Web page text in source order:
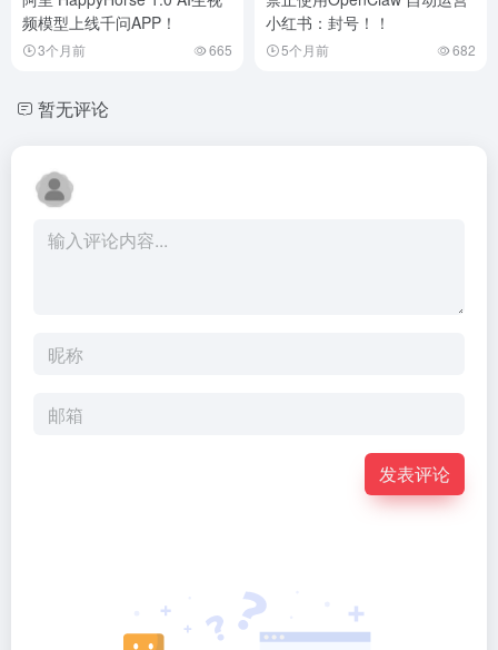
频模型上线千问APP！
3个月前 665
小红书：封号！！
5个月前 682
暂无评论
发表评论